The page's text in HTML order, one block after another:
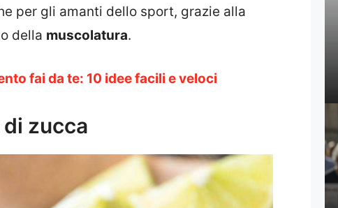
per gli amanti dello sport, grazie alla
della muscolatura.
fai da te: 10 idee facili e veloci
zucca